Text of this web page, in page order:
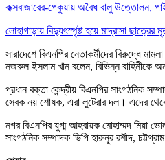
কক্সবাজারের-পেকুয়ায় অবৈধ বালু উত্তোলন,
লোহাগাড়ায় বিদ্যুৎস্পৃষ্ট হয়ে মাদ্রাসা ছাত্রের
সারাদেশে বিএনপির নেতাকর্মীদের বিরুদ্ধে
নজরুল ইসলাম খান বলেন, বিভিন্ন বাহিনীকে
প্রধান বক্তা কেন্দ্রীয় বিএনপির সাংগঠনিক
সেবক নয় শোষক, এরা লুটেরার দল। এদের
নগর বিএনপির যুগ্ম আহবায়ক মোহাম্মদ মিয়া
সাংগঠনিক সম্পাদক ভিপি হারুনুর রশীদ,